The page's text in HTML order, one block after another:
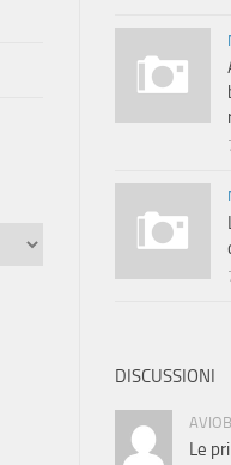
DISCUSSIONI
Le